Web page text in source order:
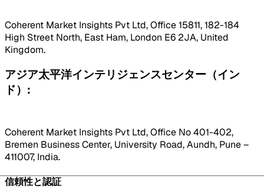
Coherent Market Insights Pvt Ltd, Office 15811, 182-184
High Street North, East Ham, London E6 2JA, United
Kingdom.
アジア太平洋インテリジェンスセンター（イン
ド）:
Coherent Market Insights Pvt Ltd, Office No 401-402,
Bremen Business Center, University Road, Aundh, Pune –
411007, India.
信頼性と認証